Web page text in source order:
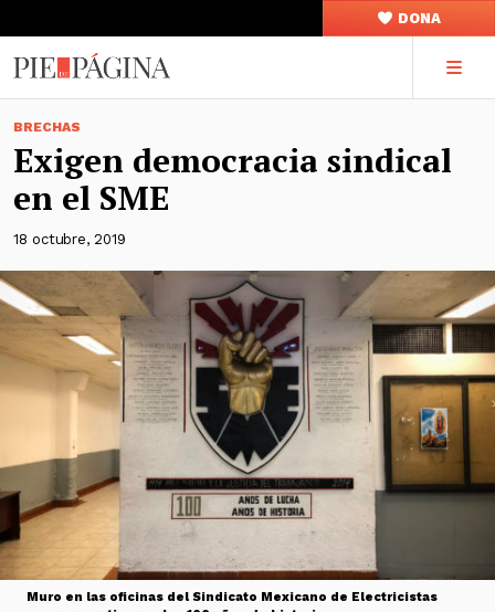
DONA
BRECHAS
Exigen democracia sindical
en el SME
18 octubre, 2019
Muro en las oficinas del Sindicato Mexicano de Electricistas